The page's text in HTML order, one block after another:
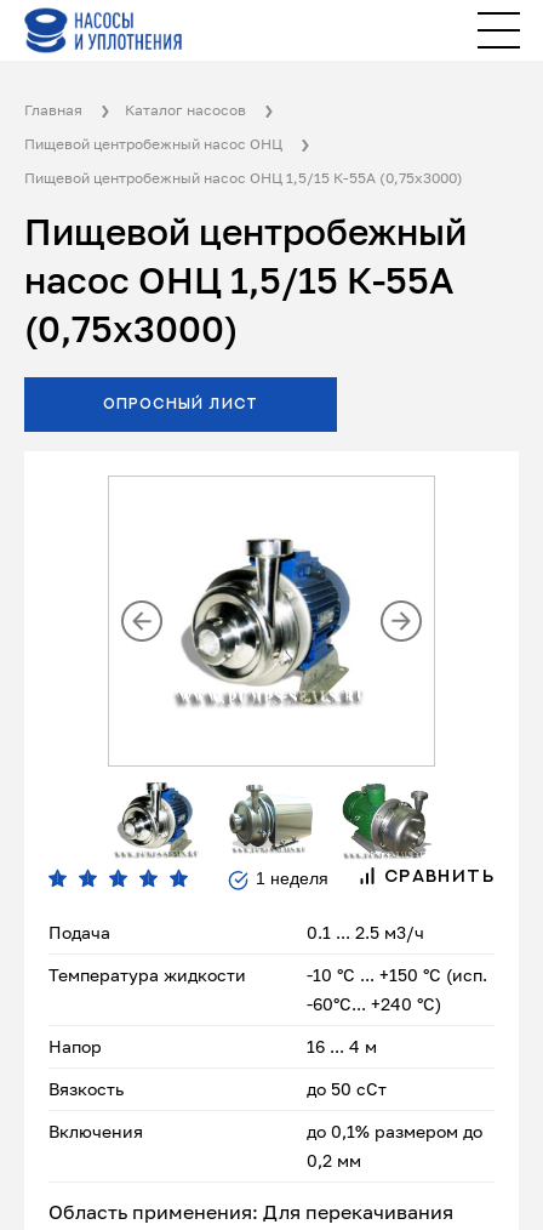
Главная
Каталог насосов
Пищевой центробежный насос ОНЦ
Пищевой центробежный насос ОНЦ 1,5/15 К-55А (0,75х3000)
Пищевой центробежный
насос ОНЦ 1,5/15 К-55А
(0,75х3000)
ОПРОСНЫЙ ЛИСТ
1 неделя СРАВНИТЬ
Подача 0.1 ... 2.5 м3/ч
Температура жидкости
-10 °С ... +150 °С (исп.
-60°С... +240 °С)
Напор 16 ... 4 м
Вязкость до 50 сСт
Включения
до 0,1% размером до
0,2 мм
Область применения: Для перекачивания